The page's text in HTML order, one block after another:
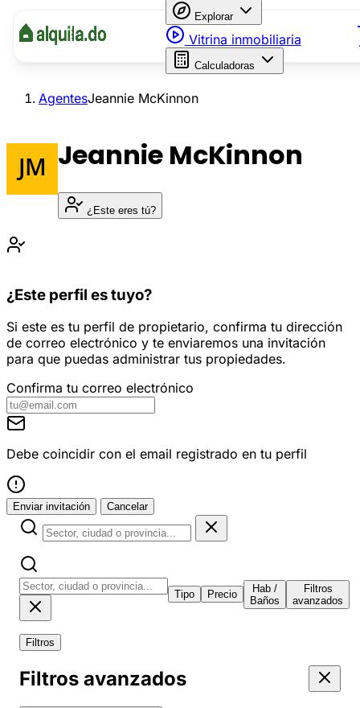
Explorar
Vitrina inmobiliaria
Calculadoras
AgentesJeannie McKinnon
Jeannie McKinnon
¿Este eres tú?
¿Este perfil es tuyo?
Si este es tu perfil de propietario, confirma tu dirección
de correo electrónico y te enviaremos una invitación
para que puedas administrar tus propiedades.
Confirma tu correo electrónico
Debe coincidir con el email registrado en tu perfil
Enviar invitación Cancelar
Tipo Precio
Hab /
Baños
Filtros
avanzados
Filtros
Filtros avanzados